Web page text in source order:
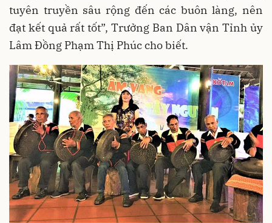
tuyên truyền sâu rộng đến các buôn làng, nên
đạt kết quả rất tốt”, Trưởng Ban Dân vận Tỉnh ủy
Lâm Đồng Phạm Thị Phúc cho biết.